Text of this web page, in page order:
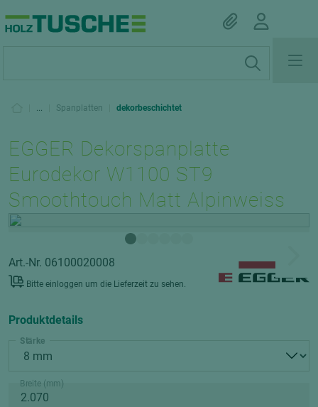
... Spanplatten dekorbeschichtet
EGGER Dekorspanplatte
Eurodekor W1100 ST9
Smoothtouch Matt Alpinweiss
Art.-Nr. 06100020008
Bitte einloggen um die Lieferzeit zu sehen.
Produktdetails
Stärke
Breite (mm)